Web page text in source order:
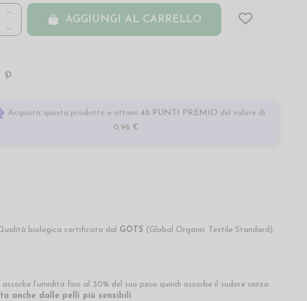
AGGIUNGI AL CARRELLO
Acquista questo prodotto e ottieni 48 PUNTI PREMIO del valore di
0,96 €
biologica certificata dal GOTS (Global Organic Textile Standard).
l’umidità fino al 30% del suo peso quindi assorbe il sudore senza
anche dalle pelli più sensibili.